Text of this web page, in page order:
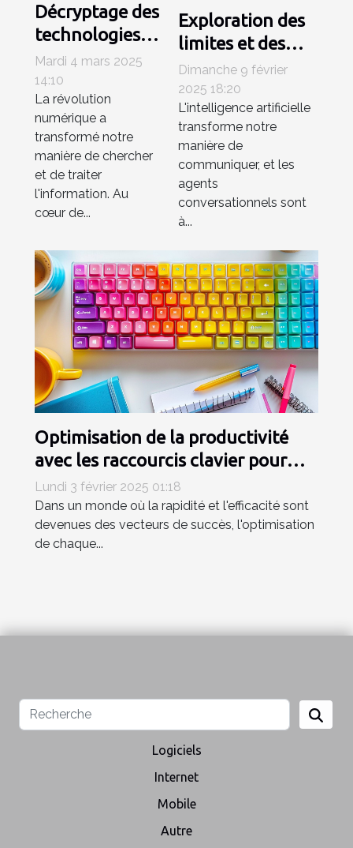
Décryptage des
technologies
derrière les
moteurs de
recherche
basés sur l'IA
Mardi 4 mars 2025
14:10
La révolution
numérique a
transformé notre
manière de chercher
et de traiter
l'information. Au
cœur de...
Exploration des
limites et des
possibilités
futures des
agents
conversationnels
IA
Dimanche 9 février
2025 18:20
L'intelligence artificielle
transforme notre
manière de
communiquer, et les
agents
conversationnels sont
à...
Optimisation de la productivité
avec les raccourcis clavier pour
emojis
Lundi 3 février 2025 01:18
Dans un monde où la rapidité et l'efficacité sont
devenues des vecteurs de succès, l'optimisation
de chaque...
Logiciels
Internet
Mobile
Autre